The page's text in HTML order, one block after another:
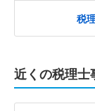
税
近くの税理士